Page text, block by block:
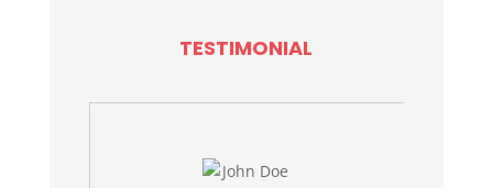
TESTIMONIAL